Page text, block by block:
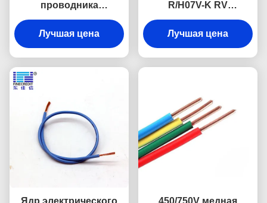
проводника
электрического
кабеля домочадца 2.5-
10mm2 H07V-K медная
Лучшая цена
R/H07V-K RV
электрическая, 1,5 к
гибкому проводу
соединения 185mm2
Лучшая цена